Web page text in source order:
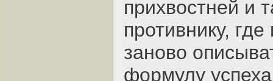
прихвостней и
противнику,
заново
формулу